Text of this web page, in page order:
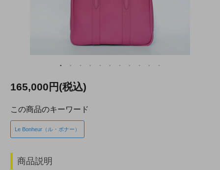
165,000円(税込)
この商品のキーワード
Le Bonheur（ル・ボナー）
商品説明